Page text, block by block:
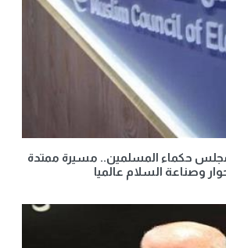
مجلس حكماء المسلمين.. مسيرة ممتدة
وصناعة السلام عالميا